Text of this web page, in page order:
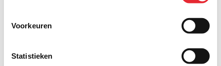
Voorkeuren
Statistieken